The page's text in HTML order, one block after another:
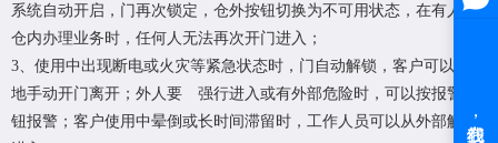
系统自动开启，门再次锁定，仓外按钮切换为不可用状态，在有人在
仓内办理业务时，任何人无法再次开门进入；
3、使用中出现断电或火灾等紧急状态时，门自动解锁，客户可以轻易
地手动开门离开；外人要 强行进入或有外部危险时，可以按报警按
钮报警；客户使用中晕倒或长时间滞留时，工作人员可以从外部解锁